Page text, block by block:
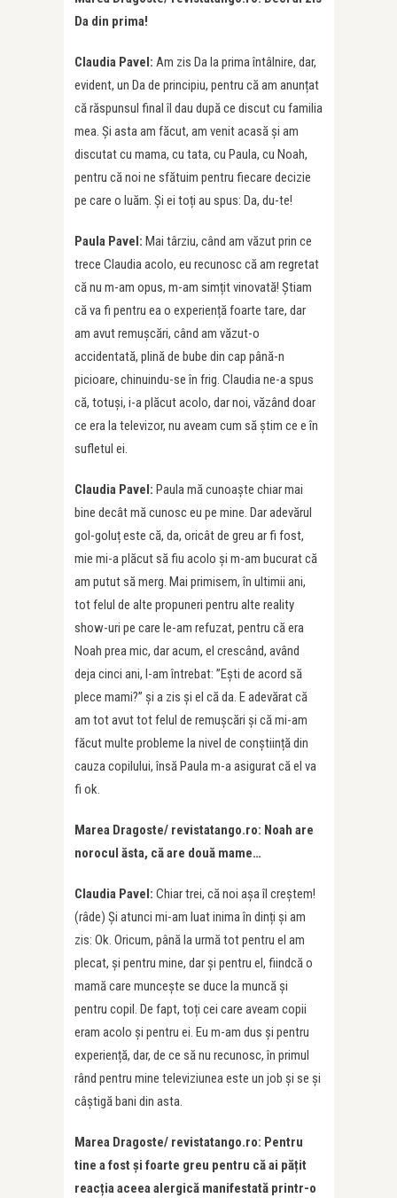
Da din prima!
Claudia Pavel: Am zis Da la prima întâlnire, dar,
evident, un Da de principiu, pentru că am anunțat
că răspunsul final îl dau după ce discut cu familia
mea. Și asta am făcut, am venit acasă și am
discutat cu mama, cu tata, cu Paula, cu Noah,
pentru că noi ne sfătuim pentru fiecare decizie
pe care o luăm. Și ei toți au spus: Da, du-te!
Paula Pavel: Mai târziu, când am văzut prin ce
trece Claudia acolo, eu recunosc că am regretat
că nu m-am opus, m-am simțit vinovată! Știam
că va fi pentru ea o experiență foarte tare, dar
am avut remușcări, când am văzut-o
accidentată, plină de bube din cap până-n
picioare, chinuindu-se în frig. Claudia ne-a spus
că, totuși, i-a plăcut acolo, dar noi, văzând doar
ce era la televizor, nu aveam cum să știm ce e în
sufletul ei.
Claudia Pavel: Paula mă cunoaște chiar mai
bine decât mă cunosc eu pe mine. Dar adevărul
gol-goluț este că, da, oricât de greu ar fi fost,
mie mi-a plăcut să fiu acolo și m-am bucurat că
am putut să merg. Mai primisem, în ultimii ani,
tot felul de alte propuneri pentru alte reality
show-uri pe care le-am refuzat, pentru că era
Noah prea mic, dar acum, el crescând, având
deja cinci ani, l-am întrebat: ”Ești de acord să
plece mami?” și a zis și el că da. E adevărat că
am tot avut tot felul de remușcări și că mi-am
făcut multe probleme la nivel de conștiință din
cauza copilului, însă Paula m-a asigurat că el va
fi ok.
Marea Dragoste/ revistatango.ro: Noah are
norocul ăsta, că are două mame…
Claudia Pavel: Chiar trei, că noi așa îl creștem!
(râde) Și atunci mi-am luat inima în dinți și am
zis: Ok. Oricum, până la urmă tot pentru el am
plecat, și pentru mine, dar și pentru el, fiindcă o
mamă care muncește se duce la muncă și
pentru copil. De fapt, toți cei care aveam copii
eram acolo și pentru ei. Eu m-am dus și pentru
experiență, dar, de ce să nu recunosc, în primul
rând pentru mine televiziunea este un job și se și
câștigă bani din asta.
Marea Dragoste/ revistatango.ro: Pentru
tine a fost și foarte greu pentru că ai pățit
reacția aceea alergică manifestată printr-o